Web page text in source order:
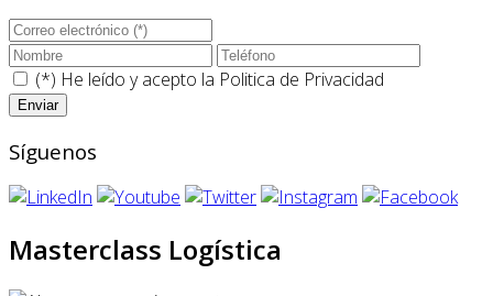
(*) He leído y acepto la Politica de Privacidad
Síguenos
Masterclass Logística